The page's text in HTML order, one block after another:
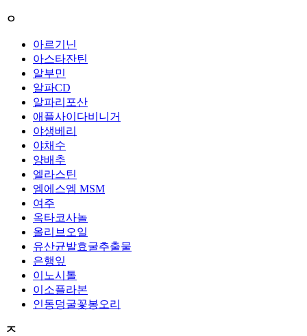
ㅇ
아르기닌
아스타잔틴
알부민
알파CD
알파리포산
애플사이다비니거
야생베리
야채수
양배추
엘라스틴
엠에스엠 MSM
여주
옥타코사놀
올리브오일
유산균발효굴추출물
은행잎
이노시톨
이소플라본
인동덩굴꽃봉오리
ㅈ